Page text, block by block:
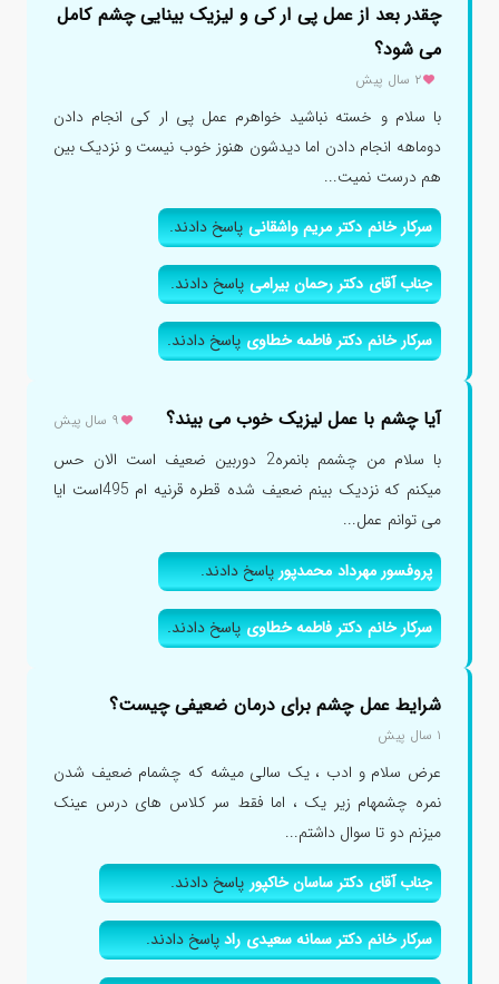
چقدر بعد از عمل پی ار کی و لیزیک بینایی چشم کامل
می شود؟
۲ سال پیش
با سلام و خسته نباشید خواهرم عمل پی ار کی انجام دادن
دوماهه انجام دادن اما دیدشون هنوز خوب نیست و نزدیک بین
هم درست نمیت...
سرکار خانم دکتر مریم واشقانیپاسخ دادند.
جناب آقای دکتر رحمان بیرامیپاسخ دادند.
سرکار خانم دکتر فاطمه خطاویپاسخ دادند.
آیا چشم با عمل لیزیک خوب می بیند؟ ۹ سال پیش
با سلام من چشمم بانمره2 دوربین ضعیف است الان حس
میکنم که نزدیک بینم ضعیف شده قطره قرنیه ام 495است ایا
می توانم عمل...
پروفسور مهرداد محمدپورپاسخ دادند.
سرکار خانم دکتر فاطمه خطاویپاسخ دادند.
شرایط عمل چشم برای درمان ضعیفی چیست؟
۱ سال پیش
عرض سلام و ادب ، یک سالی میشه که چشمام ضعیف شدن
نمره چشمهام زیر یک ، اما فقط سر کلاس های درس عینک
میزنم دو تا سوال داشتم...
جناب آقای دکتر ساسان خاکپورپاسخ دادند.
سرکار خانم دکتر سمانه سعیدی رادپاسخ دادند.